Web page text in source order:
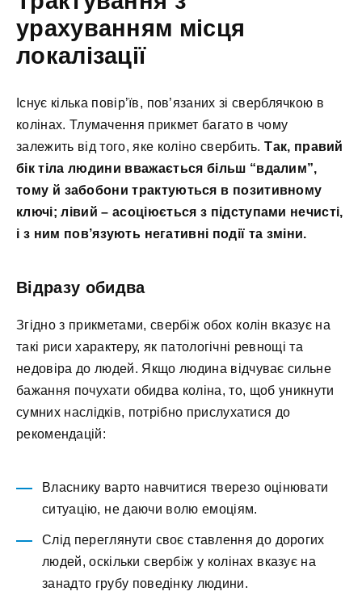
урахуванням місця
локалізації
Існує кілька повір’їв, пов’язаних зі сверблячкою в
колінах. Тлумачення прикмет багато в чому
залежить від того, яке коліно свербить.Так, правий
бік тіла людини вважається більш “вдалим”,
тому й забобони трактуються в позитивному
ключі; лівий – асоціюється з підступами нечисті,
і з ним пов’язують негативні події та зміни.
Відразу обидва
Згідно з прикметами, свербіж обох колін вказує на
такі риси характеру, як патологічні ревнощі та
недовіра до людей. Якщо людина відчуває сильне
бажання почухати обидва коліна, то, щоб уникнути
сумних наслідків, потрібно прислухатися до
рекомендацій:
Власнику варто навчитися тверезо оцінювати
ситуацію, не даючи волю емоціям.
Слід переглянути своє ставлення до дорогих
людей, оскільки свербіж у колінах вказує на
занадто грубу поведінку людини.